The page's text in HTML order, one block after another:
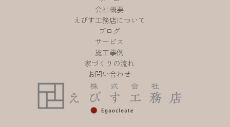
会社概要
えびす工務店について
ブログ
サービス
施工事例
家づくりの流れ
お問い合わせ